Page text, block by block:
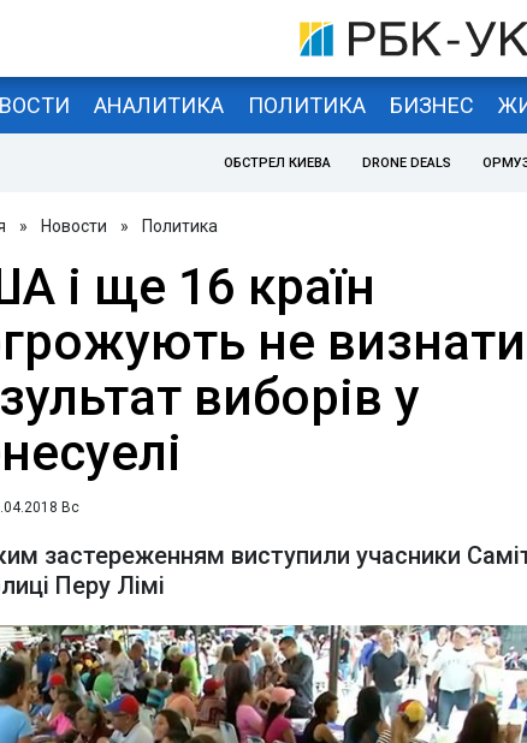
АНАЛИТИКА ПОЛИТИКА БИЗНЕС
ОБСТРЕЛ КИЕВА DRONE DEALS
» Новости » Политика
і ще 16 країн
не визнати
виборів у
Вс
застереженням виступили учасники
Перу Лімі